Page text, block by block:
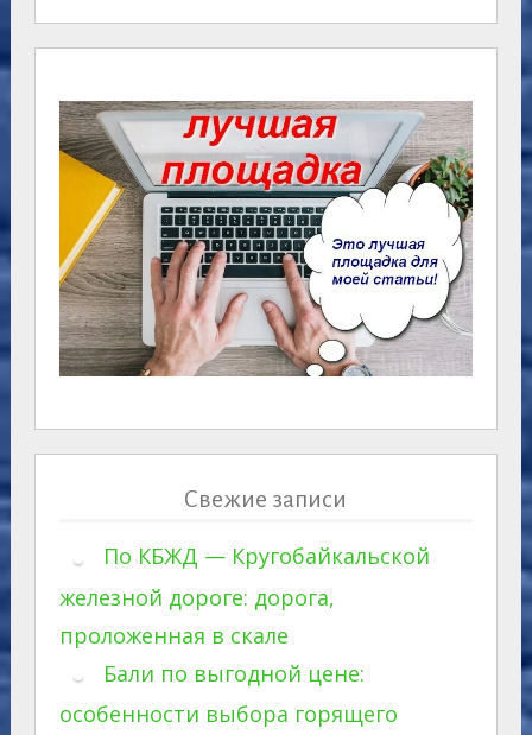
Свежие записи
По КБЖД — Кругобайкальской
железной дороге: дорога,
проложенная в скале
Бали по выгодной цене:
особенности выбора горящего